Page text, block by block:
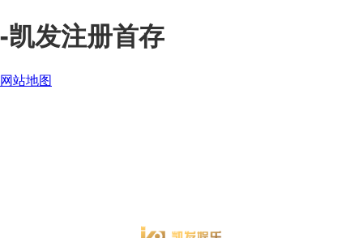
-凯发注册首存
网站地图